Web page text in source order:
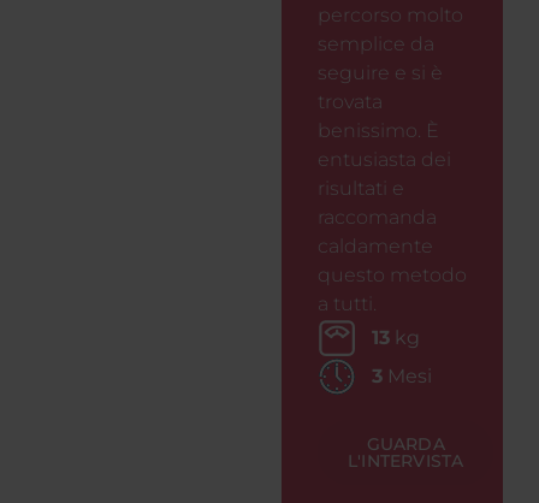
percorso molto
semplice da
seguire e si è
trovata
benissimo. È
entusiasta dei
risultati e
raccomanda
caldamente
questo metodo
a tutti.
13 kg
3 Mesi
GUARDA
L'INTERVISTA